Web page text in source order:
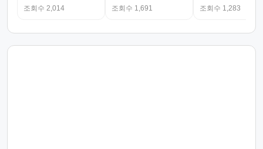
조회수 2,014
조회수 1,691
조회수 1,283